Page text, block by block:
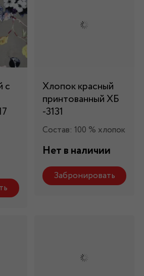
с
Хлопок красный
принтованный ХБ
-3131
Состав: 100 % хлопок
Нет в наличии
Забронировать